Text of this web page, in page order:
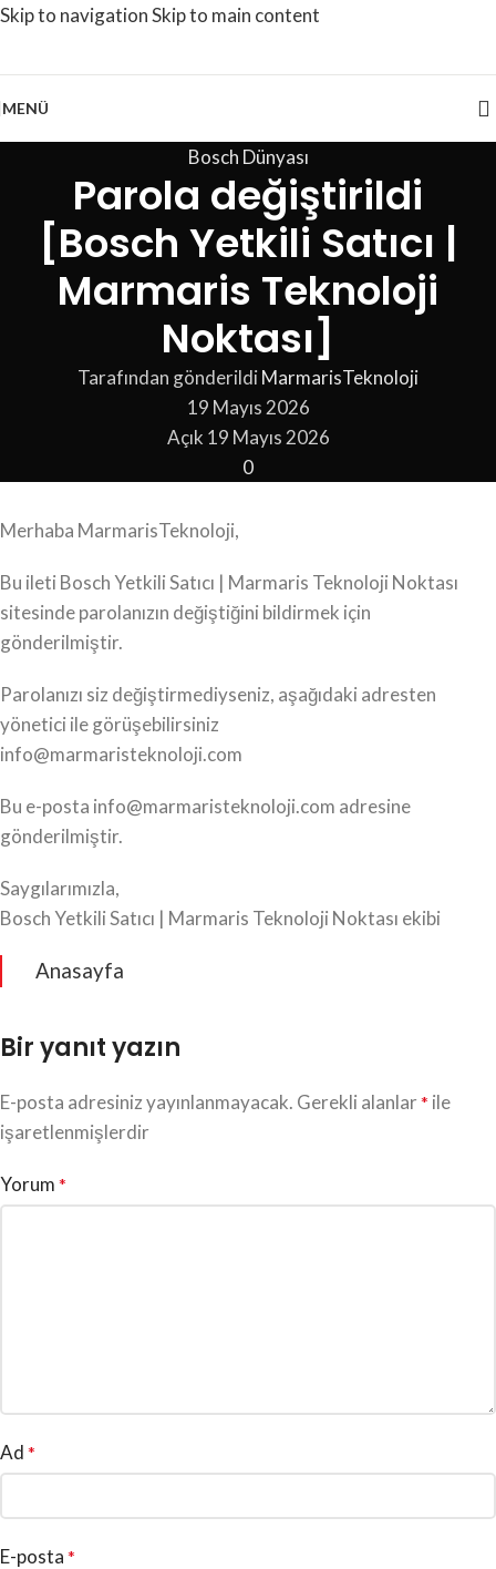
Skip to navigationSkip to main content
MENÜ
Bosch Dünyası
Parola değiştirildi
[Bosch Yetkili Satıcı |
Marmaris Teknoloji
Noktası]
Tarafından gönderildiMarmarisTeknoloji
19 Mayıs 2026
Açık 19 Mayıs 2026
0
Merhaba MarmarisTeknoloji,
Bu ileti Bosch Yetkili Satıcı | Marmaris Teknoloji Noktası
sitesinde parolanızın değiştiğini bildirmek için
gönderilmiştir.
Parolanızı siz değiştirmediyseniz, aşağıdaki adresten
yönetici ile görüşebilirsiniz
info@marmaristeknoloji.com
Bu e-posta info@marmaristeknoloji.com adresine
gönderilmiştir.
Saygılarımızla,
Bosch Yetkili Satıcı | Marmaris Teknoloji Noktası ekibi
Anasayfa
Bir yanıt yazın
E-posta adresiniz yayınlanmayacak. Gerekli alanlar* ile
işaretlenmişlerdir
Yorum *
Ad *
E-posta *